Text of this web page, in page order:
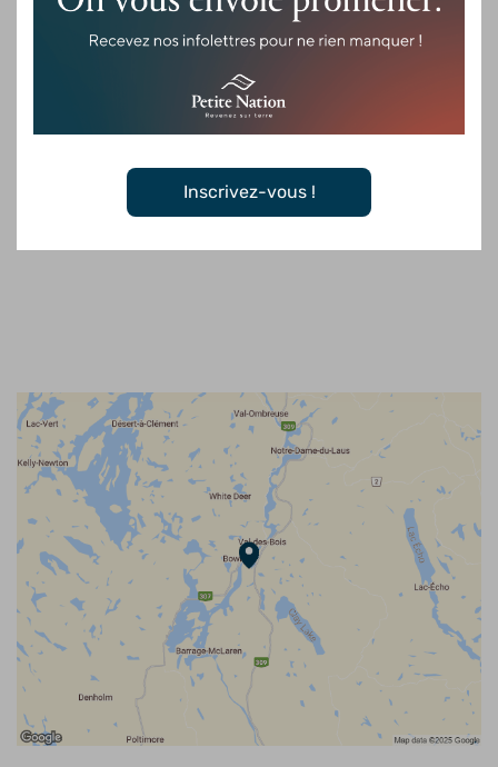
Inscrivez-vous !
Profitez également de votre visite pour découvrir L’énergie de
, un parcours d’art public extérieur situé à proximité du
centre communautaire. Créées lors d’un symposium tenu en
2019, huit œuvres originales réalisées par des artistes
ajoute une dimension culturelle à votre sortie en plein air et
constitue une belle occasion de découvrir autrement le